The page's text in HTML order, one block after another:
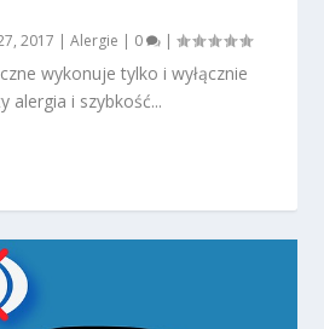
2017 |Alergie | 0 |
wykonuje tylko i wyłącznie
alergia i szybkość...